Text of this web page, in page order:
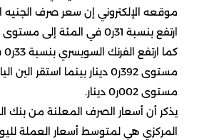
موقعه الإلكتروني إن سعر صرف الجنيه
مستوى 392ر0 دينار بينما استقر الين
مستوى 002ر0 دينار.
يذكر أن أسعار الصرف المعلنة من بنك
المركزي هي لمتوسط أسعار العملة